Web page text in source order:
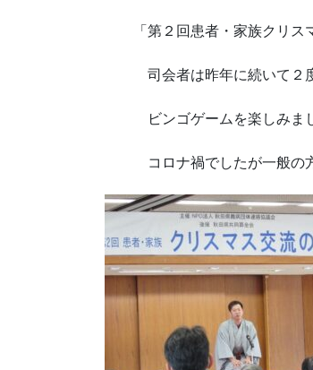
「第２回患者・家族クリスマ
司会者は昨年に続いて２度
ビンゴゲームを楽しみまし
コロナ禍でしたが一般の方